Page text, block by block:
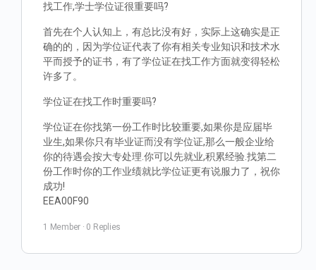
找工作,学士学位证很重要吗?
首先在个人认知上，有总比没有好，实际上这确实是正
确的的，因为学位证代表了你有相关专业知识和技术水
平而授予的证书，有了学位证在找工作方面就变得轻松
许多了。
学位证在找工作时重要吗?
学位证在你找第一份工作时比较重要,如果你是应届毕
业生,如果你只有毕业证而没有学位证,那么一般企业给
你的待遇会按大专处理.你可以先就业,积累经验.找第二
份工作时你的工作业绩就比学位证更有说服力了，祝你
成功!
EEA00F90
1 Member · 0 Replies